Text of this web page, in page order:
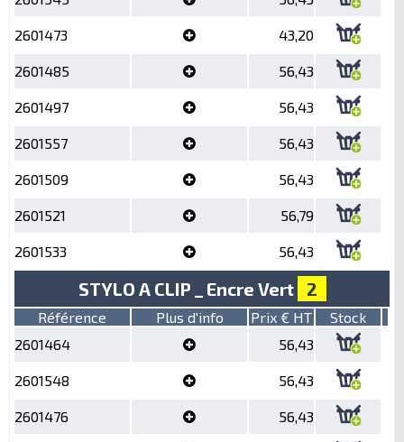
2601473 43,20
2601485 56,43
2601497 56,43
2601557 56,43
2601509 56,43
2601521 56,79
2601533 56,43
STYLO A CLIP _ Encre Vert 2
Référence Plus d'info Prix € HT
Stock
2601464
56,43
2601548 56,43
2601476 56,43